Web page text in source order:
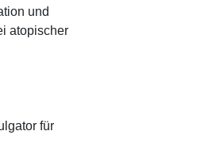
und
atopischer
für